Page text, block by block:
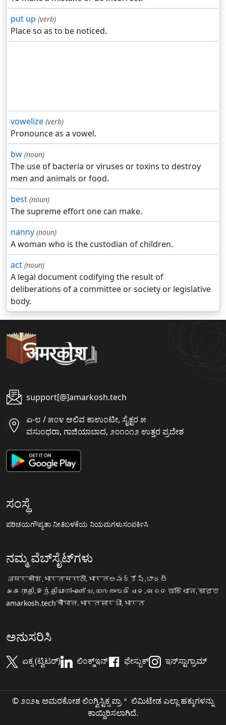
put up (verb)
Place so as to be noticed.
vowelize (verb)
Pronounce as a vowel.
bw (noun)
The use of bacteria or viruses or toxins to destroy
men and animals or food.
best (noun)
The supreme effort one can make.
nanny (noun)
A woman who is the custodian of children.
act (noun)
A legal document codifying the result of
deliberations of a committee or society or legislative
body.
support[@]amarkosh.tech
ಏ-೮ / ೫೦೪ ಆಲಿವ ಕಾಉಂಟೀ, ಸೈಕ್ಟರ ೫
ವಸುಂಧರಾ, ಗಾಜಿಯಾಬಾದ, ೨೦೧೦೧೨ ಉತ್ತರ ಪ್ರದೇಶ
ಸಂಸ್ಥೆ
ಪರಿಚಯಗೌಪ್ಯತಾ ನೀತಿಬಳಕೆಯ ನಿಯಮಗಳುಸಂಪರ್ಕಿಸಿ
ನಮ್ಮ ವೆಬ್‌ಸೈಟ್‌ಗಳು
अमरकोश.भारतमराठी.भारतఅమర్కోష్.భారత్
அகராதி.இந்தியாനിഘണ്ടു.ഭാരതംଅଭିଧାନ.ଭାରତ অভিধান.ভারত
amarkosh.techचौपाल.भारतसारथी.भारत
ಅನುಸರಿಸಿ
ಏಕ್ಸ (ಟ್ವಿಟರ್) ಲಿಂಕ್ಡ್‌ಇನ್ ಫೇಸ್ಬುಕ್ ಇನ್‌ಸ್ಟಾಗ್ರಾಮ್
© ೨೦೨೬ ಅಮರಕೋಶ ಲಿಂಗ್ವಿಸ್ಟಿಕ್ಸ ಪ್ರಾ॰ ಲಿಮಿಟೇಡ ಎಲ್ಲಾ ಹಕ್ಕುಗಳನ್ನು
ಕಾಯ್ದಿರಿಸಲಾಗಿದೆ.